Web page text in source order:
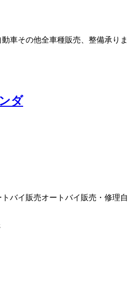
車その他全車種販売、整備承りま
ダ
トバイ販売オートバイ販売・修理自